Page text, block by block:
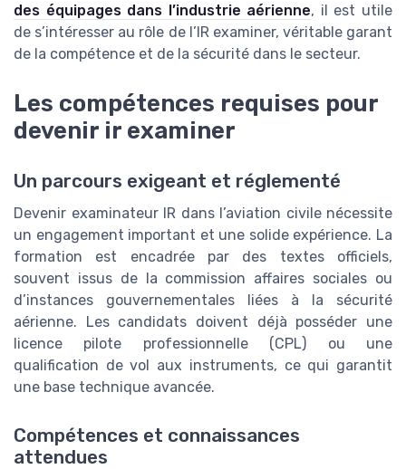
des équipages dans l’industrie aérienne, il est utile
de s’intéresser au rôle de l’IR examiner, véritable garant
de la compétence et de la sécurité dans le secteur.
Les compétences requises pour
devenir ir examiner
Un parcours exigeant et réglementé
Devenir examinateur IR dans l’aviation civile nécessite
un engagement important et une solide expérience. La
formation est encadrée par des textes officiels,
souvent issus de la commission affaires sociales ou
d’instances gouvernementales liées à la sécurité
aérienne. Les candidats doivent déjà posséder une
licence pilote professionnelle (CPL) ou une
qualification de vol aux instruments, ce qui garantit
une base technique avancée.
Compétences et connaissances
attendues